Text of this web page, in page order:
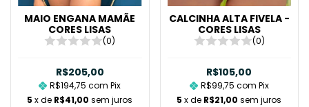
MAIO ENGANA MAMÃE
CORES LISAS
(0)
R$205,00
R$194,75com Pix
5 x de R$41,00 sem juros
CALCINHA ALTA FIVELA -
CORES LISAS
(0)
R$105,00
R$99,75 com Pix
5 x de R$21,00 sem juros